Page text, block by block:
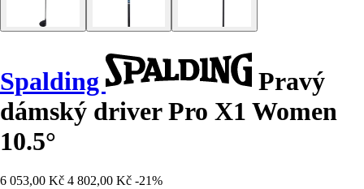
Spalding
Pravý
dámský driver Pro X1 Women
10.5°
6 053,00 Kč 4 802,00 Kč -21%